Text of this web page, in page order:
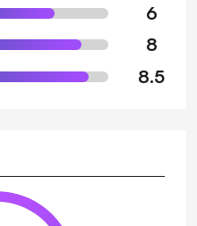
6
8
8.5